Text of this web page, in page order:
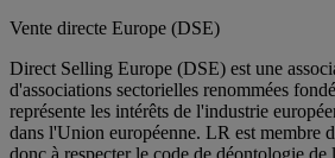
Vente directe Europe (DSE)
Direct Selling Europe (DSE) est une
d'associations sectorielles renommées
représente les intérêts de l'industrie
dans l'Union européenne. LR est membre
donc à respecter le code de déontologie de